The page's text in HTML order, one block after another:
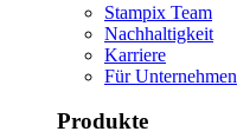
Stampix Team
Nachhaltigkeit
Karriere
Für Unternehmen
Produkte